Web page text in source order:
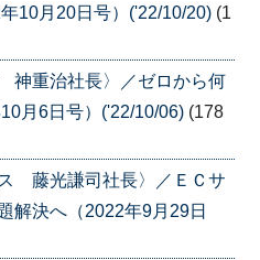
10月20日号）('22/10/20) (1
重治社長〉／ゼロから何
月6日号）('22/10/06) (178
藤光謙司社長〉／ＥＣサ
解決へ（2022年9月29日